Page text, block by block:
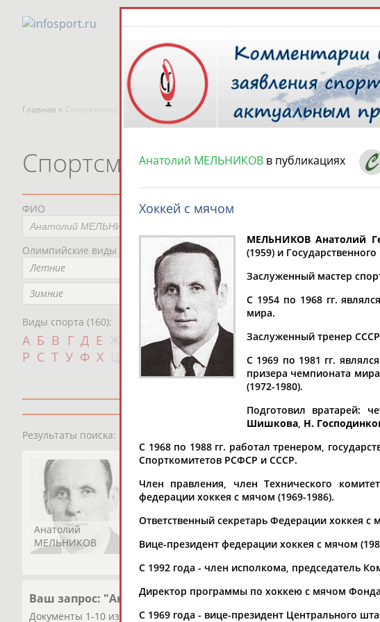
Главная » Спортсмены, тренеры и специалисты
Спортсмены, тренеры и
ФИО
Олимпийские виды спорта
Летние
Зимние
Виды спорта (160):
А Б В Г Д Е И К Л М Н О
П
Р С Т У Ф Х Щ Э Ю Я
Место рождения
Дата рождения
Результаты поиска:
Анатолий
МЕЛЬНИКОВ
Ваш запрос: "Анатолий МЕЛЬНИКОВ"
Документы 1-10 из 13 найденных уникальных документов
Анатолий МЕЛЬНИКОВ в публикациях
Хоккей с мячом
МЕЛЬНИКОВ Анатолий
(1959) и
Заслуженный мастер
С 1954 по 1968 гг.
мира.
Заслуженный тренер СССР
С 1969 по 1981 гг.
призера чемпионата
(1972-1980).
Подготовил вратарей:
Шишкова Н.
С 1968 по 1988 гг. работал тренером,
Спорткомитетов РСФСР и СССР.
Член правления, член Технического
федерации хоккея с мячом (1969-1986).
Ответственный секретарь Федерации хоккея с
Вице-президент федерации хоккея с мячом
С 1992 года - член исполкома, председатель
Директор программы по хоккею с мячом
С 1969 года - вице-президент Центрального